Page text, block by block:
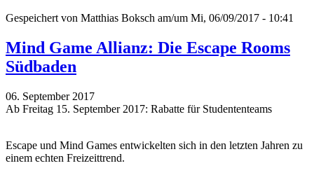
Gespeichert von Matthias Boksch am/um Mi, 06/09/2017 - 10:41
Mind Game Allianz: Die Escape Rooms
Südbaden
06. September 2017
Ab Freitag 15. September 2017: Rabatte für Studententeams
Escape und Mind Games entwickelten sich in den letzten Jahren zu
einem echten Freizeittrend.